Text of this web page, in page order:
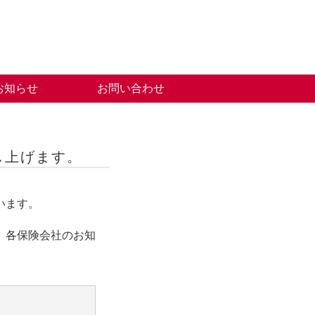
知らせ お問い合わせ
げます。
す。
各保険会社のお知